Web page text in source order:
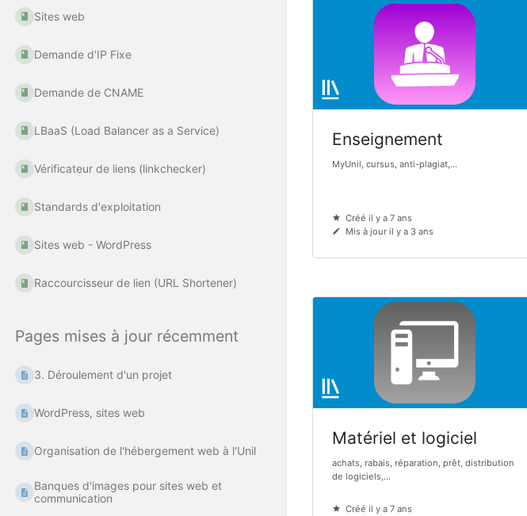
Sites web
Demande d'IP Fixe
Demande de CNAME
LBaaS (Load Balancer as a Service)
Vérificateur de liens (linkchecker)
Standards d'exploitation
Sites web - WordPress
Raccourcisseur de lien (URL Shortener)
Pages mises à jour récemment
3. Déroulement d'un projet
WordPress, sites web
Organisation de l'hébergement web à l'Unil
Banques d'images pour sites web et
communication
Enseignement
MyUnil, cursus, anti-plagiat,...
Créé il y a 7 ans
Mis à jour il y a 3 ans
Matériel et logiciel
achats, rabais, réparation, prêt, distribution
de logiciels,...
Créé il y a 7 ans